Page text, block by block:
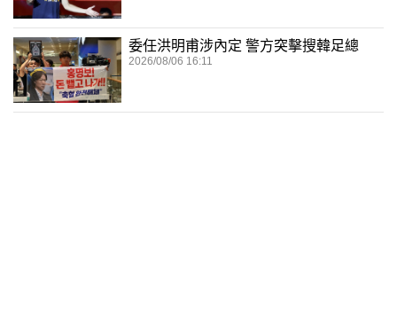
委任洪明甫涉內定 警方突擊搜韓足總
2026/08/06 16:11